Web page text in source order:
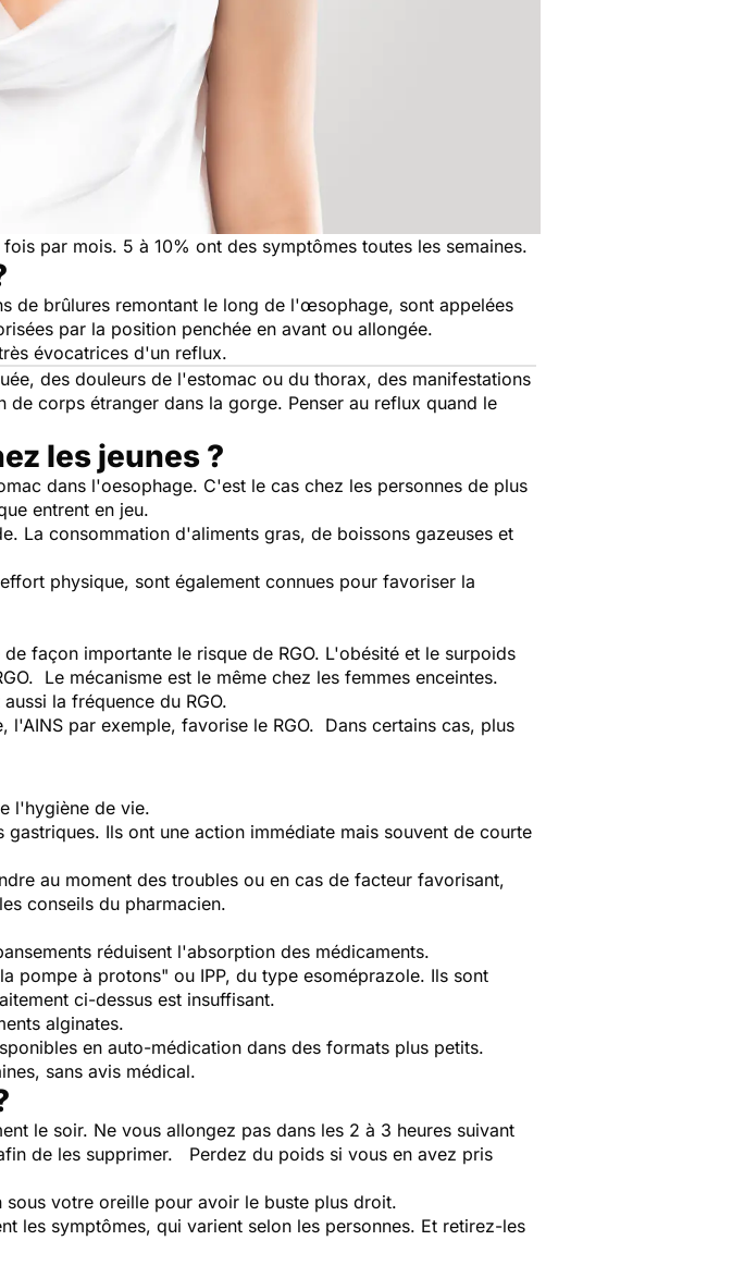
par mois. 5 à 10% ont des symptômes toutes les semaines.
de brûlures remontant le long de l'œsophage, sont appelées
par la position penchée en avant ou allongée.
évocatrices d'un reflux.
des douleurs de l'estomac ou du thorax, des manifestations
de corps étranger dans la gorge. Penser au reflux quand le
les jeunes ?
dans l'oesophage. C'est le cas chez les personnes de plus
entrent en jeu.
La consommation d'aliments gras, de boissons gazeuses et
physique, sont également connues pour favoriser la
façon importante le risque de RGO. L'obésité et le surpoids
Le mécanisme est le même chez les femmes enceintes.
la fréquence du RGO.
par exemple, favorise le RGO. Dans certains cas, plus
l'hygiène de vie.
Ils ont une action immédiate mais souvent de courte
au moment des troubles ou en cas de facteur favorisant,
conseils du pharmacien.
réduisent l'absorption des médicaments.
pompe à protons" ou IPP, du type esoméprazole. Ils sont
ci-dessus est insuffisant.
alginates.
en auto-médication dans des formats plus petits.
sans avis médical.
le soir. Ne vous allongez pas dans les 2 à 3 heures suivant
de les supprimer. Perdez du poids si vous en avez pris
votre oreille pour avoir le buste plus droit.
les symptômes, qui varient selon les personnes. Et retirez-les